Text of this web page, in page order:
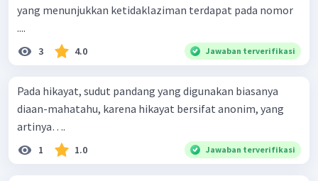
yang menunjukkan ketidaklaziman terdapat pada nomor
....
3 4.0 Jawaban terverifikasi
Pada hikayat, sudut pandang yang digunakan biasanya
diaan-mahatahu, karena hikayat bersifat anonim, yang
artinya….
1 1.0 Jawaban terverifikasi